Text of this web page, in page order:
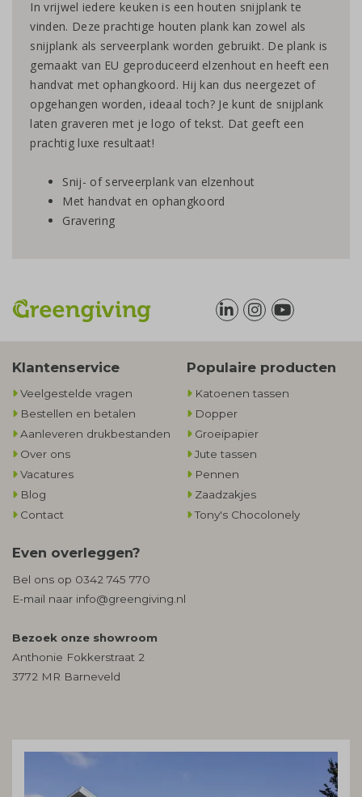
In vrijwel iedere keuken is een houten snijplank te
vinden. Deze prachtige houten plank kan zowel als
snijplank als serveerplank worden gebruikt. De plank is
gemaakt van EU geproduceerd elzenhout en heeft een
handvat met ophangkoord. Hij kan dus neergezet of
opgehangen worden, ideaal toch? Je kunt de snijplank
laten graveren met je logo of tekst. Dat geeft een
prachtig luxe resultaat!
Snij- of serveerplank van elzenhout
Met handvat en ophangkoord
Gravering
Klantenservice
Veelgestelde vragen
Bestellen en betalen
Aanleveren drukbestanden
Over ons
Vacatures
Blog
Contact
Populaire producten
Katoenen tassen
Dopper
Groeipapier
Jute tassen
Pennen
Zaadzakjes
Tony's Chocolonely
Even overleggen?
Bel ons op 0342 745 770
E-mail naar info@greengiving.nl
Bezoek onze showroom
Anthonie Fokkerstraat 2
3772 MR Barneveld